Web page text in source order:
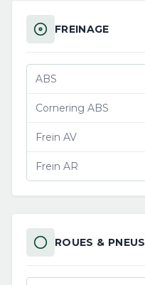
FREINAGE
ABS
Cornering ABS
Frein AV
Frein AR
ROUES & PNEUS